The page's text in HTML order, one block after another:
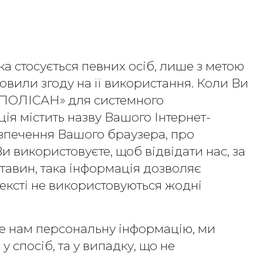
певних осіб, лише з метою
згоду на її використання. Коли Ви
для системного
містить назву Вашого Інтернет-
Вашого браузера, про
щоб відвідати нас, за
така інформація дозволяє
не використовуються жодні
нам персональну інформацію, ми
спосіб, та у випадку, що не